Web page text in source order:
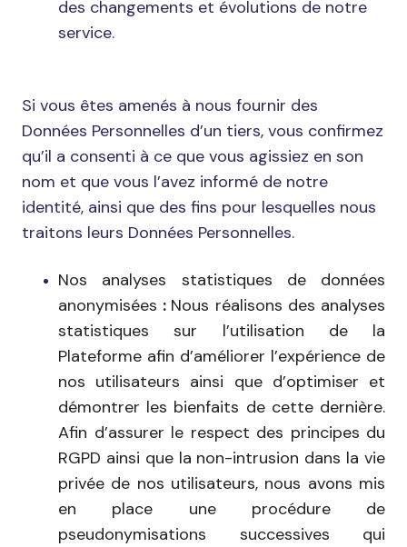
des changements et évolutions de notre
service.
Si vous êtes amenés à nous fournir des
Données Personnelles d’un tiers, vous confirmez
qu’il a consenti à ce que vous agissiez en son
nom et que vous l’avez informé de notre
identité, ainsi que des fins pour lesquelles nous
traitons leurs Données Personnelles.
Nos analyses statistiques de données
anonymisées : Nous réalisons des analyses
statistiques sur l’utilisation de la
Plateforme afin d’améliorer l’expérience de
nos utilisateurs ainsi que d’optimiser et
démontrer les bienfaits de cette dernière.
Afin d’assurer le respect des principes du
RGPD ainsi que la non-intrusion dans la vie
privée de nos utilisateurs, nous avons mis
en place une procédure de
pseudonymisations successives qui